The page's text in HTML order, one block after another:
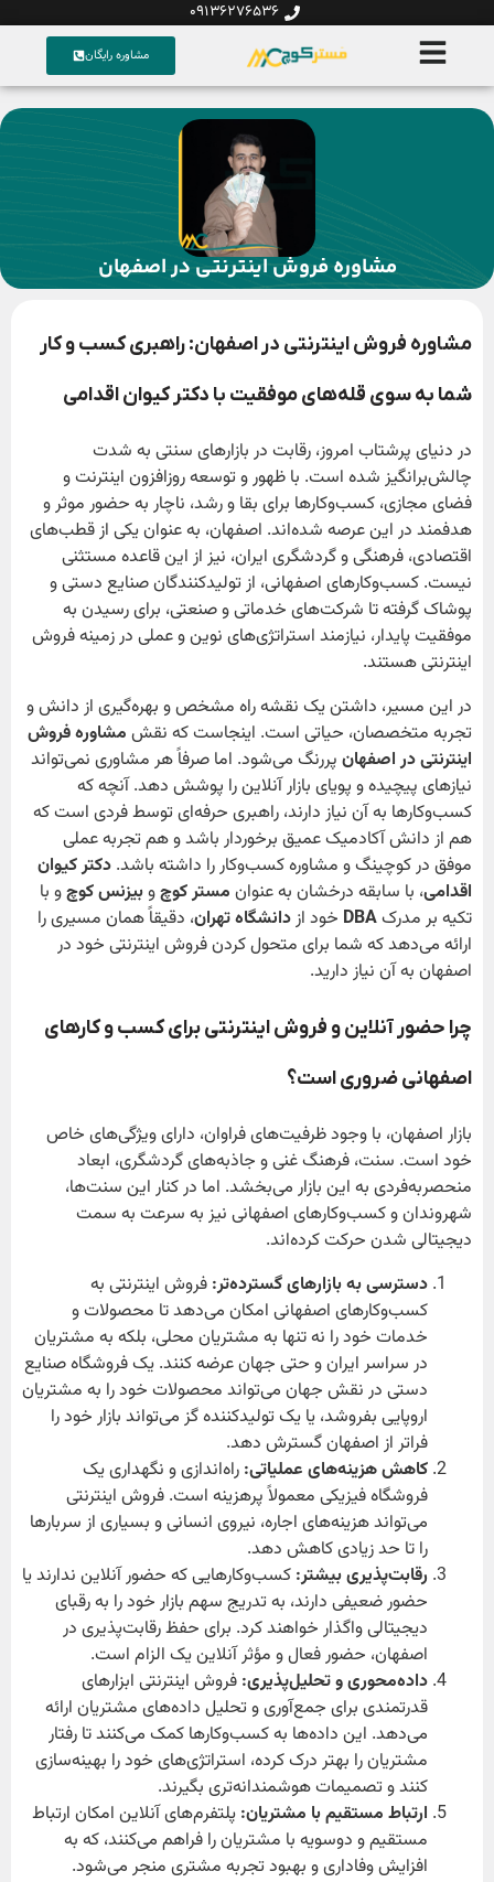
09136276536
مشاوره رایگان
مشاوره فروش اینترنتی در اصفهان
مشاوره فروش اینترنتی در اصفهان: راهبری کسب و کار
شما به سوی قله‌های موفقیت با دکتر کیوان اقدامی
در دنیای پرشتاب امروز، رقابت در بازارهای سنتی به شدت
چالش‌برانگیز شده است. با ظهور و توسعه روزافزون اینترنت و
فضای مجازی، کسب‌وکارها برای بقا و رشد، ناچار به حضور موثر و
هدفمند در این عرصه شده‌اند. اصفهان، به عنوان یکی از قطب‌های
اقتصادی، فرهنگی و گردشگری ایران، نیز از این قاعده مستثنی
نیست. کسب‌وکارهای اصفهانی، از تولیدکنندگان صنایع دستی و
پوشاک گرفته تا شرکت‌های خدماتی و صنعتی، برای رسیدن به
موفقیت پایدار، نیازمند استراتژی‌های نوین و عملی در زمینه فروش
اینترنتی هستند.
در این مسیر، داشتن یک نقشه راه مشخص و بهره‌گیری از دانش و
تجربه متخصصان، حیاتی است. اینجاست که نقش مشاوره فروش
اینترنتی در اصفهان پررنگ می‌شود. اما صرفاً هر مشاوری نمی‌تواند
نیازهای پیچیده و پویای بازار آنلاین را پوشش دهد. آنچه که
کسب‌وکارها به آن نیاز دارند، راهبری حرفه‌ای توسط فردی است که
هم از دانش آکادمیک عمیق برخوردار باشد و هم تجربه عملی
موفق در کوچینگ و مشاوره کسب‌وکار را داشته باشد. دکتر کیوان
اقدامی، با سابقه درخشان به عنوان مستر کوچوبیزنس کوچو با
تکیه بر مدرکDBA خود ازدانشگاه تهران، دقیقاً همان مسیری را
ارائه می‌دهد که شما برای متحول کردن فروش اینترنتی خود در
اصفهان به آن نیاز دارید.
چرا حضور آنلاین و فروش اینترنتی برای کسب و کارهای
اصفهانی ضروری است؟
بازار اصفهان، با وجود ظرفیت‌های فراوان، دارای ویژگی‌های خاص
خود است. سنت، فرهنگ غنی و جاذبه‌های گردشگری، ابعاد
منحصربه‌فردی به این بازار می‌بخشد. اما در کنار این سنت‌ها،
شهروندان و کسب‌وکارهای اصفهانی نیز به سرعت به سمت
دیجیتالی شدن حرکت کرده‌اند.
دسترسی به بازارهای گسترده‌تر: فروش اینترنتی به
کسب‌وکارهای اصفهانی امکان می‌دهد تا محصولات و
خدمات خود را نه تنها به مشتریان محلی، بلکه به مشتریان
در سراسر ایران و حتی جهان عرضه کنند. یک فروشگاه صنایع
دستی در نقش جهان می‌تواند محصولات خود را به مشتریان
اروپایی بفروشد، یا یک تولیدکننده گز می‌تواند بازار خود را
فراتر از اصفهان گسترش دهد.
کاهش هزینه‌های عملیاتی: راه‌اندازی و نگهداری یک
فروشگاه فیزیکی معمولاً پرهزینه است. فروش اینترنتی
می‌تواند هزینه‌های اجاره، نیروی انسانی و بسیاری از سربارها
را تا حد زیادی کاهش دهد.
رقابت‌پذیری بیشتر: کسب‌وکارهایی که حضور آنلاین ندارند یا
حضور ضعیفی دارند، به تدریج سهم بازار خود را به رقبای
دیجیتالی واگذار خواهند کرد. برای حفظ رقابت‌پذیری در
اصفهان، حضور فعال و مؤثر آنلاین یک الزام است.
داده‌محوری و تحلیل‌پذیری: فروش اینترنتی ابزارهای
قدرتمندی برای جمع‌آوری و تحلیل داده‌های مشتریان ارائه
می‌دهد. این داده‌ها به کسب‌وکارها کمک می‌کنند تا رفتار
مشتریان را بهتر درک کرده، استراتژی‌های خود را بهینه‌سازی
کنند و تصمیمات هوشمندانه‌تری بگیرند.
ارتباط مستقیم با مشتریان: پلتفرم‌های آنلاین امکان ارتباط
مستقیم و دوسویه با مشتریان را فراهم می‌کنند، که به
افزایش وفاداری و بهبود تجربه مشتری منجر می‌شود.